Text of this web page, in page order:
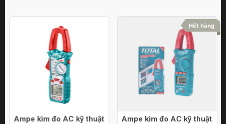
Ampe kìm đo AC kỹ thuật
Hết hàng
Ampe kìm đo AC kỹ thuật